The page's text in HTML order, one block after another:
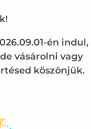
a peluscsere gyors
bőrének.
én indul,
vásárolni vagy
köszönjük.